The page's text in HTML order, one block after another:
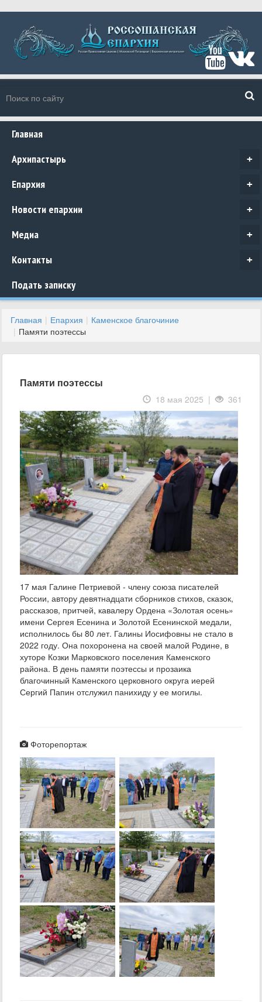
Главная
+
Архипастырь
+
Епархия
+
Новости епархии
+
Медиа
+
Контакты
Подать записку
Главная Епархия
Каменское благочиние
Памяти поэтессы
Памяти поэтессы
18 мая 2025 | 361
17 мая Галине Петриевой - члену союза писателей
России, автору девятнадцати сборников стихов, сказок,
рассказов, притчей, кавалеру Ордена «Золотая осень»
имени Сергея Есенина и Золотой Есенинской медали,
исполнилось бы 80 лет. Галины Иосифовны не стало в
2022 году. Она похоронена на своей малой Родине, в
хуторе Козки Марковского поселения Каменского
района. В день памяти поэтессы и прозаика
благочинный Каменского церковного округа иерей
Сергий Папин отслужил панихиду у ее могилы.
Фоторепортаж